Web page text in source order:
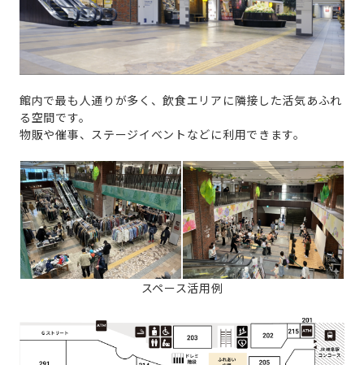
館内で最も人通りが多く、飲食エリアに隣接した活気あふれ
る空間です。
物販や催事、ステージイベントなどに利用できます。
スペース活用例